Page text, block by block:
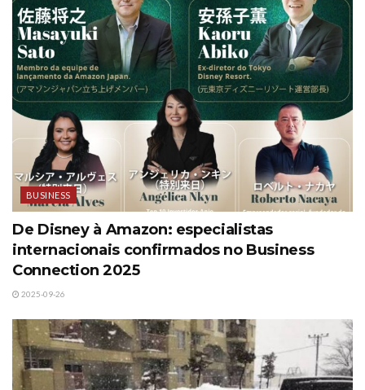
BUSINESS
De Disney à Amazon: especialistas
internacionais confirmados no Business
Connection 2025
2025-09-26